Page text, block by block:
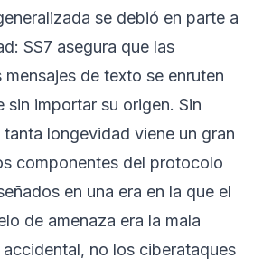
se debió en parte a
SS7 asegura que las
mensajes de texto se enruten
sin importar su origen. Sin
longevidad viene un gran
componentes del protocolo
en una era en la que el
de amenaza era la mala
no los ciberataques